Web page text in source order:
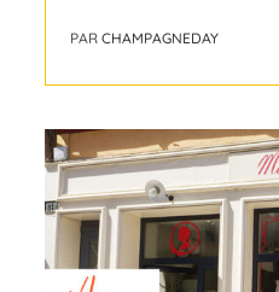
PAR CHAMPAGNEDAY